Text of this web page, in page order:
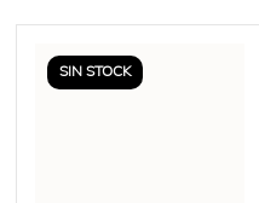
SIN STOCK